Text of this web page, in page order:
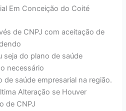
Em Conceição do Coité
de CNPJ com aceitação de
seja do plano de saúde
necessário
saúde empresarial na região.
Alteração se Houver
de CNPJ